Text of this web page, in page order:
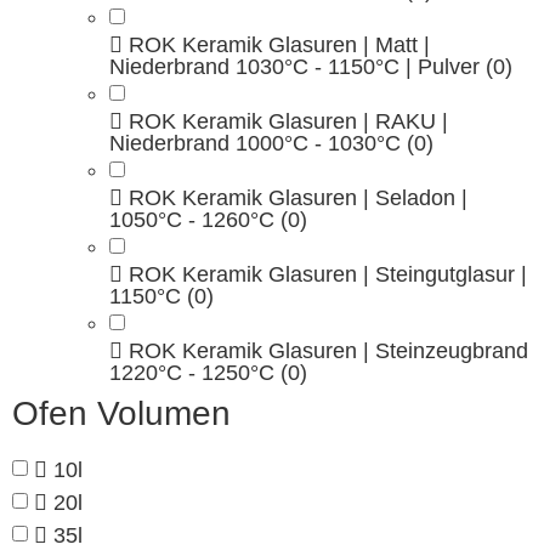
ROK Keramik Glasuren | Matt |
Niederbrand 1030°C - 1150°C | Pulver (0)
ROK Keramik Glasuren | RAKU |
Niederbrand 1000°C - 1030°C (0)
ROK Keramik Glasuren | Seladon |
1050°C - 1260°C (0)
ROK Keramik Glasuren | Steingutglasur |
1150°C (0)
ROK Keramik Glasuren | Steinzeugbrand
1220°C - 1250°C (0)
Ofen Volumen
10l
20l
35l